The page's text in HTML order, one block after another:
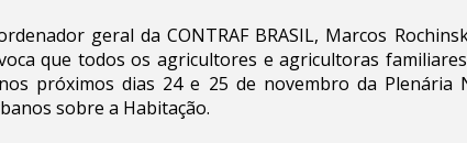
geral da CONTRAF BRASIL, Marcos
que todos os agricultores e agricultoras
próximos dias 24 e 25 de novembro da Plenária
sobre a Habitação.